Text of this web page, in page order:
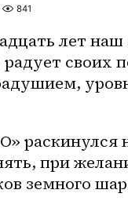
841
лет
своих
раскинулся
при
земного